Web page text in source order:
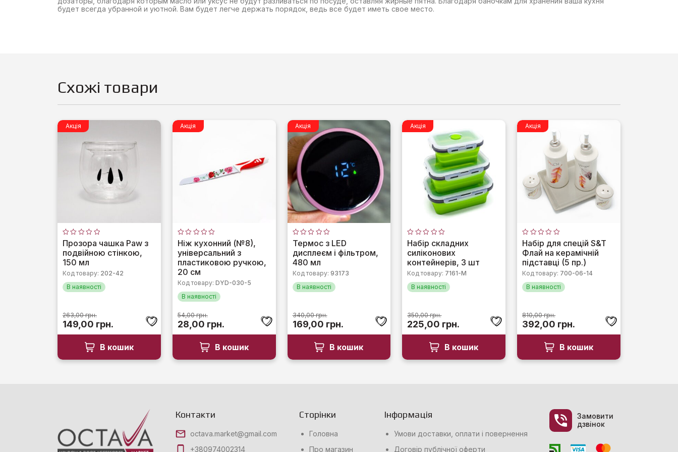
будет всегда убранной и уютной. Вам будет легче держать порядок, ведь все будет иметь свое место.
Схожі товари
Акція
Оцінено
в
0
з
5
Прозора чашка Paw з
подвійною стінкою,
150 мл
Код товару: 202-42
В наявності
263,00грн.
Оригінальна
ціна:
263,00 грн..
149,00 грн. Поточна
ціна:
149,00 грн..
В кошик
Акція
Оцінено
в
0
з
5
Ніж кухонний (№8),
універсальний з
пластиковою ручкою,
20 см
Код товару: DYD-030-5
В наявності
54,00грн.
Оригінальна
ціна:
54,00 грн..
28,00 грн.Поточна
ціна:
28,00 грн..
В кошик
Акція
Оцінено
в
0
з
5
Термос з LED
дисплеєм і фільтром,
480 мл
Код товару: 93173
В наявності
340,00грн.
Оригінальна
ціна:
340,00 грн..
169,00 грн.Поточна
ціна:
169,00 грн..
В кошик
Акція
Оцінено
в
0
5
Набір складних
силіконових
контейнерів, 3 шт
Код товару: 7161-М
В наявності
350,00грн.
Оригінальна
ціна:
350,00 грн..
225,00 грн. Поточна
ціна:
225,00 грн..
В кошик
Акція
Оцінено
в
0
5
Набір для спецій S&T
Флай на керамічній
підставці (5 пр.)
Код товару: 700-06-14
В наявності
810,00грн.
Оригінальна
ціна:
810,00 грн..
392,00 грн. Поточна
ціна:
392,00 грн..
В кошик
Контакти
octava.market@gmail.com
+380974002314
Сторінки
Головна
Про магазин
Інформація
Умови доставки, оплати і повернення
Договір публічної оферти
Замовити
дзвінок